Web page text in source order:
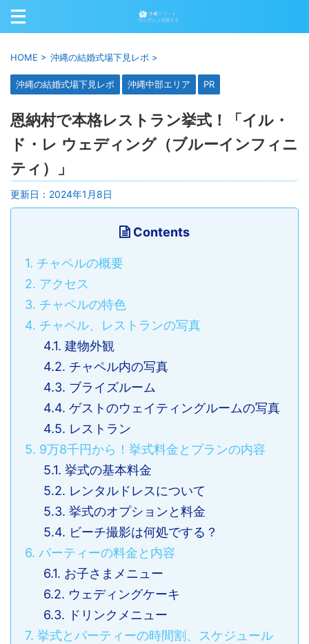
HOME > 沖縄の結婚式場下見レポ >
沖縄の結婚式場下見レポ 沖縄中部エリア PR
恩納村で本格レストラン挙式！「イル・
ド・レ ウェディング（ブルーインフィニ
ティ）」
更新日： 2024年1月8日
Contents
1. チャペルの概要
2. アクセス
3. チャペルの特色
4. チャペル、レストランの写真
4.1. 建物外観
4.2. チャペル内の写真
4.3. ブライズルーム
4.4. ゲストのウェイティングルームの写真
4.5. レストラン
5. 9万8千円から！挙式料金とプランの内容
5.1. 挙式の基本料金
5.2. レンタルドレスについて
5.3. 挙式のオプションと料金
5.4. ビーチ撮影は何処でする？
6. パーティーの料金と内容
6.1. お子さまメニュー
6.2. ウェディングケーキ
6.3. ドリンクメニュー
7. 挙式とパーティーの時間割、スケジュール